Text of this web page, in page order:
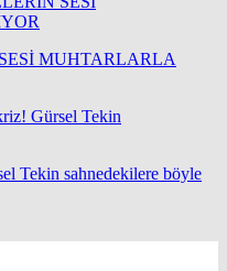
MUHTARLARLA
Tekin sahnedekilere böyle